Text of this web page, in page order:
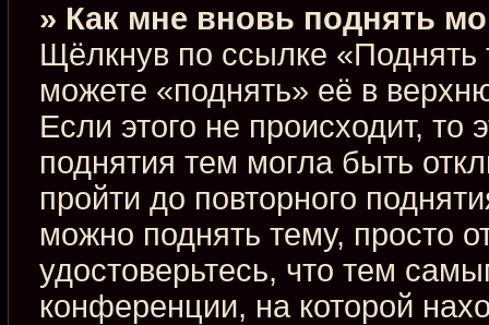
» Как мне вновь поднять
Щёлкнув по ссылке
можете «поднять» её в
Если этого не происходит, то
поднятия тем могла быть
пройти до повторного
можно поднять тему, просто
удостоверьтесь, что тем
конференции, на которой